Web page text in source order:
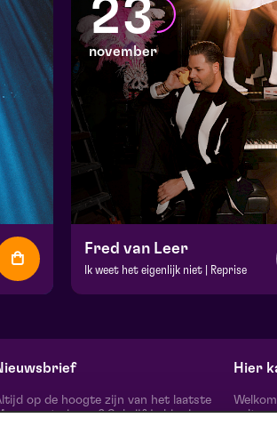
23
november
Fred van Leer
Ik weet het eigenlijk niet | Reprise
ma 23 november 2026 | 20:15
op de hoogte zijn van het laatste
nieuws? Schrijf je hier in
Hier
cultuur